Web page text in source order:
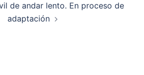
de andar lento. En proceso de
adaptación